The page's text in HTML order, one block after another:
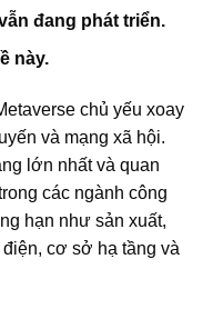
đang phát triển.
này.
chủ yếu xoay
và mạng xã hội.
lớn nhất và quan
các ngành công
hạn như sản xuất,
cơ sở hạ tầng và